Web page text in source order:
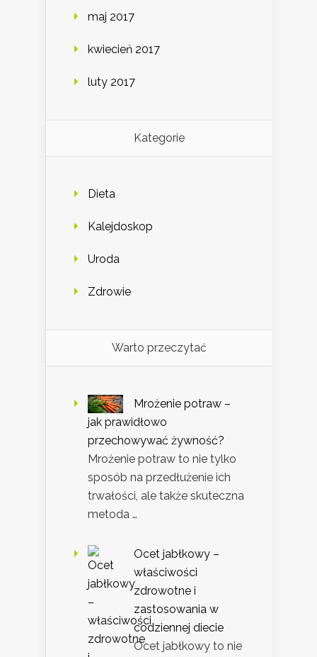
maj 2017
kwiecień 2017
luty 2017
Kategorie
Dieta
Kalejdoskop
Uroda
Zdrowie
Warto przeczytać
Mrożenie potraw –
jak prawidłowo
przechowywać żywność?
Mrożenie potraw to nie tylko
sposób na przedłużenie ich
trwałości, ale także skuteczna
metoda …
Ocet jabłkowy –
właściwości
zdrowotne i
zastosowania w
codziennej diecie
Ocet jabłkowy to nie